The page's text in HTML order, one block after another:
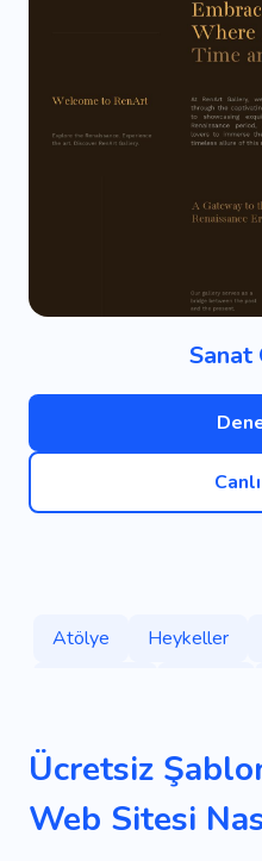
Sanat
Atölye Heykeller
Giyim Tamir Atölyesi
Giyim Atölyesi
Ücretsiz
Web Sitesi